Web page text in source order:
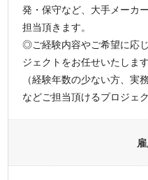
発・保守など、大手メーカ
担当頂きます。
◎ご経験内容やご希望に応
ジェクトをお任せいたします
（経験年数の少ない方、実
などご担当頂けるプロジェ